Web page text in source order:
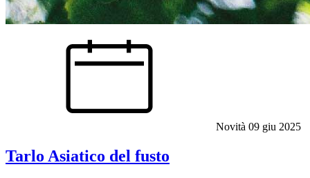
Novità 09 giu 2025
Tarlo Asiatico del fusto